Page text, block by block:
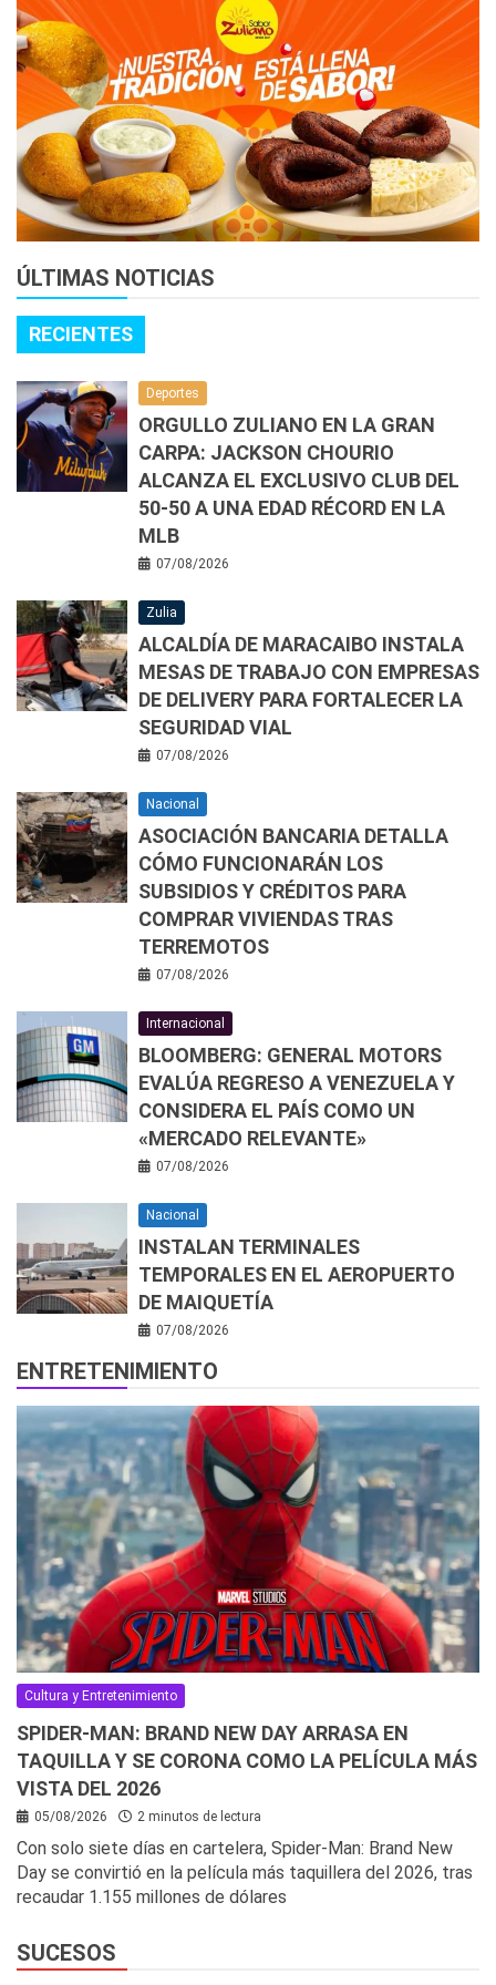
ÚLTIMAS NOTICIAS
RECIENTES
Deportes
ORGULLO ZULIANO EN LA GRAN
CARPA: JACKSON CHOURIO
ALCANZA EL EXCLUSIVO CLUB DEL
50-50 A UNA EDAD RÉCORD EN LA
MLB
07/08/2026
Zulia
ALCALDÍA DE MARACAIBO INSTALA
MESAS DE TRABAJO CON EMPRESAS
DE DELIVERY PARA FORTALECER LA
SEGURIDAD VIAL
07/08/2026
Nacional
ASOCIACIÓN BANCARIA DETALLA
CÓMO FUNCIONARÁN LOS
SUBSIDIOS Y CRÉDITOS PARA
COMPRAR VIVIENDAS TRAS
TERREMOTOS
07/08/2026
Internacional
BLOOMBERG: GENERAL MOTORS
EVALÚA REGRESO A VENEZUELA Y
CONSIDERA EL PAÍS COMO UN
«MERCADO RELEVANTE»
07/08/2026
Nacional
INSTALAN TERMINALES
TEMPORALES EN EL AEROPUERTO
DE MAIQUETÍA
07/08/2026
ENTRETENIMIENTO
Cultura y Entretenimiento
SPIDER-MAN: BRAND NEW DAY ARRASA EN
TAQUILLA Y SE CORONA COMO LA PELÍCULA MÁS
VISTA DEL 2026
05/08/2026 2 minutos de lectura
Con solo siete días en cartelera, Spider-Man: Brand New
Day se convirtió en la película más taquillera del 2026, tras
recaudar 1.155 millones de dólares
SUCESOS